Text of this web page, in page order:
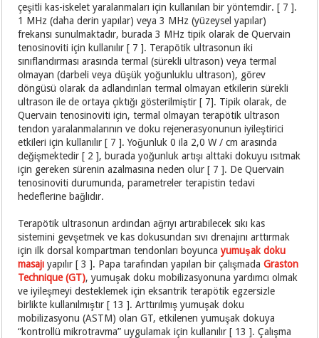
çeşitli kas-iskelet yaralanmaları için kullanılan bir yöntemdir. [ 7 ].
1 MHz (daha derin yapılar) veya 3 MHz (yüzeysel yapılar)
frekansı sunulmaktadır, burada 3 MHz tipik olarak de Quervain
tenosinoviti için kullanılır [ 7 ]. Terapötik ultrasonun iki
sınıflandırması arasında termal (sürekli ultrason) veya termal
olmayan (darbeli veya düşük yoğunluklu ultrason), görev
döngüsü olarak da adlandırılan termal olmayan etkilerin sürekli
ultrason ile de ortaya çıktığı gösterilmiştir [ 7]. Tipik olarak, de
Quervain tenosinoviti için, termal olmayan terapötik ultrason
tendon yaralanmalarının ve doku rejenerasyonunun iyileştirici
etkileri için kullanılır [ 7 ]. Yoğunluk 0 ila 2,0 W / cm arasında
değişmektedir [ 2 ], burada yoğunluk artışı alttaki dokuyu ısıtmak
için gereken sürenin azalmasına neden olur [ 7 ]. De Quervain
tenosinoviti durumunda, parametreler terapistin tedavi
hedeflerine bağlıdır.
Terapötik ultrasonun ardından ağrıyı artırabilecek sıkı kas
sistemini gevşetmek ve kas dokusundan sıvı drenajını arttırmak
için ilk dorsal kompartman tendonları boyuncayumuşak doku
masajı yapılır [ 3 ]. Papa tarafından yapılan bir çalışmadaGraston
Technique (GT), yumuşak doku mobilizasyonuna yardımcı olmak
ve iyileşmeyi desteklemek için eksantrik terapötik egzersizle
birlikte kullanılmıştır [ 13 ]. Arttırılmış yumuşak doku
mobilizasyonu (ASTM) olan GT, etkilenen yumuşak dokuya
“kontrollü mikrotravma” uygulamak için kullanılır [ 13 ]. Çalışma